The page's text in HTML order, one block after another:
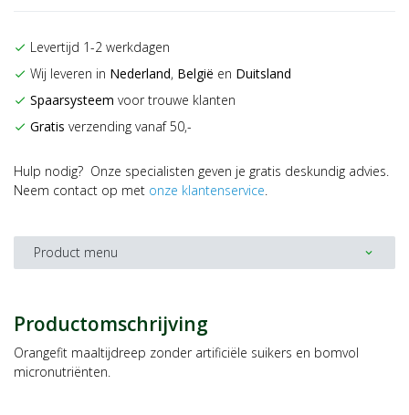
check Levertijd 1-2 werkdagen
check Wij leveren in Nederland, België en Duitsland
check Spaarsysteem voor trouwe klanten
check Gratis verzending vanaf 50,-
Hulp nodig? Onze specialisten geven je gratis deskundig advies.
Neem contact op met onze klantenservice.
Product menu expand_more
Productomschrijving
Orangefit maaltijdreep zonder artificiële suikers en bomvol
micronutriënten.